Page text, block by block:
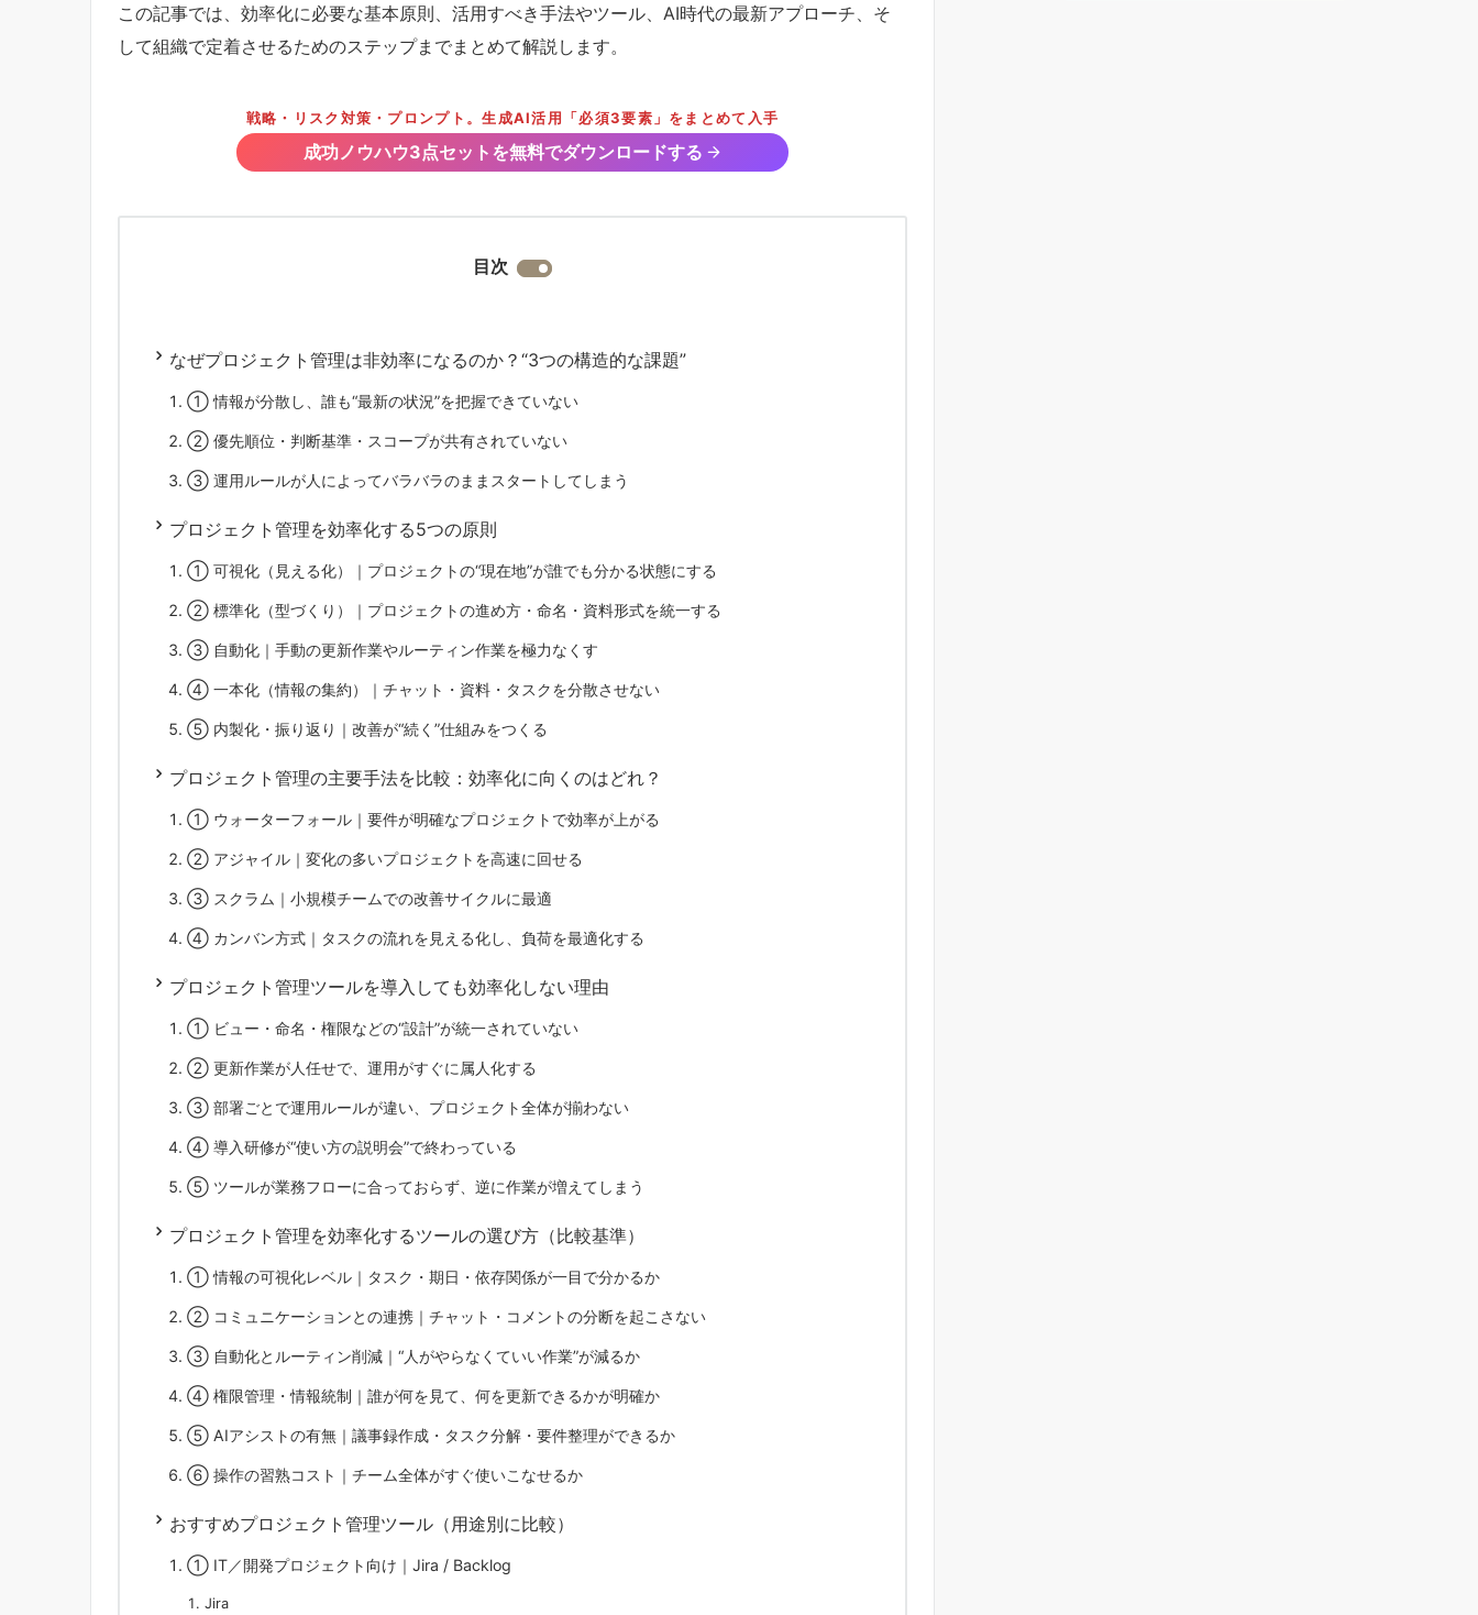
この記事では、効率化に必要な基本原則、活用すべき手法やツール、AI時代の最新アプローチ、そ
して組織で定着させるためのステップまでまとめて解説します。
戦略・リスク対策・プロンプト。生成AI活用「必須3要素」をまとめて入手
成功ノウハウ3点セットを無料でダウンロードする
目次
なぜプロジェクト管理は非効率になるのか？“3つの構造的な課題”
① 情報が分散し、誰も“最新の状況”を把握できていない
② 優先順位・判断基準・スコープが共有されていない
③ 運用ルールが人によってバラバラのままスタートしてしまう
プロジェクト管理を効率化する5つの原則
① 可視化（見える化）｜プロジェクトの“現在地”が誰でも分かる状態にする
② 標準化（型づくり）｜プロジェクトの進め方・命名・資料形式を統一する
③ 自動化｜手動の更新作業やルーティン作業を極力なくす
④ 一本化（情報の集約）｜チャット・資料・タスクを分散させない
⑤ 内製化・振り返り｜改善が“続く”仕組みをつくる
プロジェクト管理の主要手法を比較：効率化に向くのはどれ？
① ウォーターフォール｜要件が明確なプロジェクトで効率が上がる
② アジャイル｜変化の多いプロジェクトを高速に回せる
③ スクラム｜小規模チームでの改善サイクルに最適
④ カンバン方式｜タスクの流れを見える化し、負荷を最適化する
プロジェクト管理ツールを導入しても効率化しない理由
① ビュー・命名・権限などの“設計”が統一されていない
② 更新作業が人任せで、運用がすぐに属人化する
③ 部署ごとで運用ルールが違い、プロジェクト全体が揃わない
④ 導入研修が“使い方の説明会”で終わっている
⑤ ツールが業務フローに合っておらず、逆に作業が増えてしまう
プロジェクト管理を効率化するツールの選び方（比較基準）
① 情報の可視化レベル｜タスク・期日・依存関係が一目で分かるか
② コミュニケーションとの連携｜チャット・コメントの分断を起こさない
③ 自動化とルーティン削減｜“人がやらなくていい作業”が減るか
④ 権限管理・情報統制｜誰が何を見て、何を更新できるかが明確か
⑤ AIアシストの有無｜議事録作成・タスク分解・要件整理ができるか
⑥ 操作の習熟コスト｜チーム全体がすぐ使いこなせるか
おすすめプロジェクト管理ツール（用途別に比較）
① IT／開発プロジェクト向け｜Jira / Backlog
Jira